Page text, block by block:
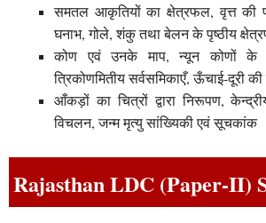
समतल आकृतियों का क्षेत्रफल, वृत्त की
घनाभ, गोले, शंकु तथा बेलन के पृष्ठीय
कोण एवं उनके माप, न्यून कोणों के
त्रिकोणमितीय सर्वसमिकाएँ, ऊँचाई-दूरी
आँकड़ों का चित्रों द्वारा निरूपण,
विचलन, जन्म मृत्यु सांख्यिकी एवं सूचकांक
Rajasthan LDC (Paper-II)